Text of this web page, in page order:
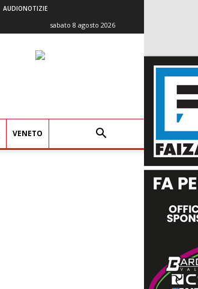
AUDIONOTIZIE
sabato 8 agosto 2026
VENETO